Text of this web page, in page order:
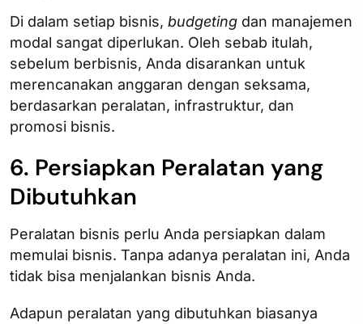
Di dalam setiap bisnis, budgeting dan manajemen
modal sangat diperlukan. Oleh sebab itulah,
sebelum berbisnis, Anda disarankan untuk
merencanakan anggaran dengan seksama,
berdasarkan peralatan, infrastruktur, dan
promosi bisnis.
6. Persiapkan Peralatan yang
Dibutuhkan
Peralatan bisnis perlu Anda persiapkan dalam
memulai bisnis. Tanpa adanya peralatan ini, Anda
tidak bisa menjalankan bisnis Anda.
Adapun peralatan yang dibutuhkan biasanya